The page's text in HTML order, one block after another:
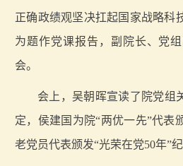
正确政绩观坚决扛起国家战略科
为题作党课报告，副院长、党
会。
会上，吴朝晖宣读了院党组
定，侯建国为院“两优一先”代表
老党员代表颁发“光荣在党50年”纪